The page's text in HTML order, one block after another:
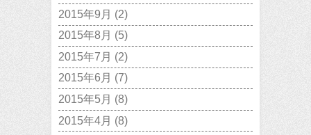
2015年9月 (2)
2015年8月 (5)
2015年7月 (2)
2015年6月 (7)
2015年5月 (8)
2015年4月 (8)